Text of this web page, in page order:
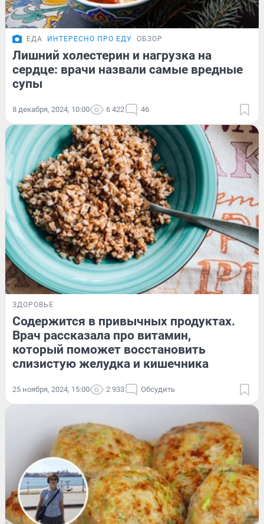
ЕДА ИНТЕРЕСНО ПРО ЕДУ ОБЗОР
Лишний холестерин и нагрузка на
сердце: врачи назвали самые вредные
супы
8 декабря, 2024, 10:00 6 422 46
ЗДОРОВЬЕ
Содержится в привычных продуктах.
Врач рассказала про витамин,
который поможет восстановить
слизистую желудка и кишечника
25 ноября, 2024, 15:00 2 933 Обсудить